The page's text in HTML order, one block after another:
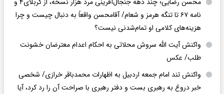
نامه ۶۷ تا تنگه هرمز و شعام/ آقا‌محسن واقعاً به دنبال چیست و چرا
هزینه‌های کلامی او تمام‌شدنی نیست؟
واکنش آیت الله سروش محلاتی به احکام اعدام معترضان خشونت
طلب/ عکس
واکنش تند امام جمعه اردبیل به اظهارات محمدباقر خرازی/ شخصی
خبر دروغ به رهبری بست و دفتر رهبری با صراحت آن را رد کرد، آیا